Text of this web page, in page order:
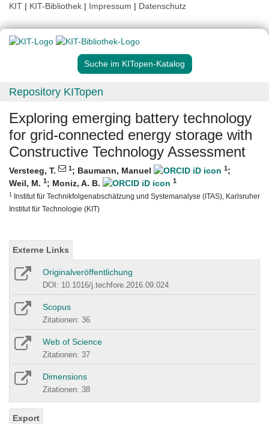
KIT | KIT-Bibliothek | Impressum | Datenschutz
Suche im KITopen-Katalog
Repository KITopen
Exploring emerging battery technology
for grid-connected energy storage with
Constructive Technology Assessment
Versteeg, T. 1; Baumann, Manuel 1;
Weil, M. 1; Moniz, A. B. 1
1 Institut für Technikfolgenabschätzung und Systemanalyse (ITAS), Karlsruher
Institut für Technologie (KIT)
Externe Links
Originalveröffentlichung
DOI: 10.1016/j.techfore.2016.09.024
Scopus
Zitationen: 36
Web of Science
Zitationen: 37
Dimensions
Zitationen: 38
Export